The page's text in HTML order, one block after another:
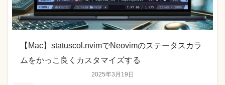
2025年3月19日
【Mac】statuscol.nvimでNeovimのステータスカラ
ムをかっこ良くカスタマイズする